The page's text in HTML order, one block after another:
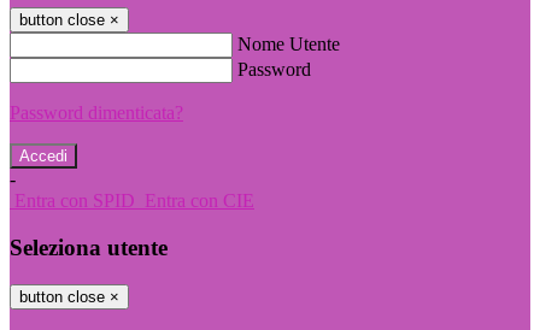
button close ×
Nome Utente
Password
Password dimenticata?
-
Entra con SPID Entra con CIE
Seleziona utente
button close ×